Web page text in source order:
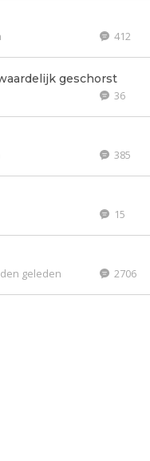
412
geschorst
36
385
15
geleden 2706